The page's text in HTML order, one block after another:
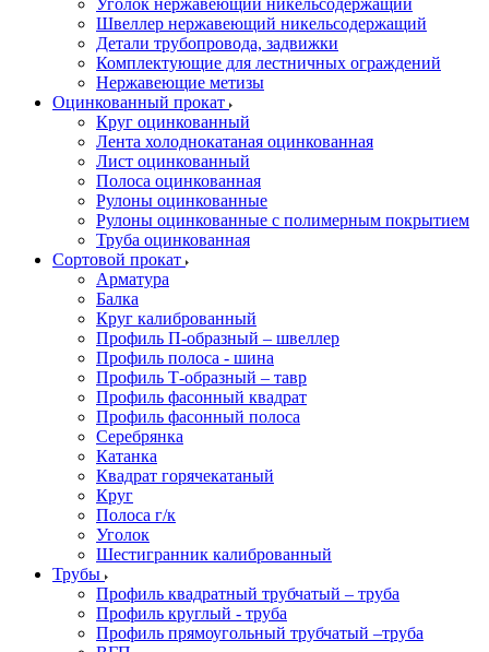
Уголок нержавеющий никельсодержащий
Швеллер нержавеющий никельсодержащий
Детали трубопровода, задвижки
Комплектующие для лестничных ограждений
Нержавеющие метизы
Оцинкованный прокат
Круг оцинкованный
Лента холоднокатаная оцинкованная
Лист оцинкованный
Полоса оцинкованная
Рулоны оцинкованные
Рулоны оцинкованные с полимерным покрытием
Труба оцинкованная
Сортовой прокат
Арматура
Балка
Круг калиброванный
Профиль П-образный – швеллер
Профиль полоса - шина
Профиль Т-образный – тавр
Профиль фасонный квадрат
Профиль фасонный полоса
Серебрянка
Катанка
Квадрат горячекатаный
Круг
Полоса г/к
Уголок
Шестигранник калиброванный
Трубы
Профиль квадратный трубчатый – труба
Профиль круглый - труба
Профиль прямоугольный трубчатый –труба